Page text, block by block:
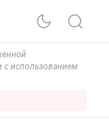
с использованием